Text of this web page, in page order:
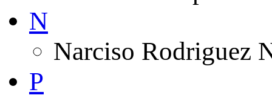
N
Narciso Rodriguez
P